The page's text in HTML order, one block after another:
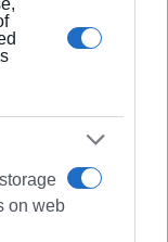
on web